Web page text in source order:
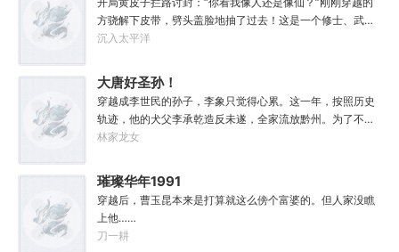
过练练武，传传功，偶尔法天象地一下，怎么就成了罄竹难
书的魔头了呢？这是污蔑！同样的功法，为什么我就没有问
方骁解下皮带，劈头盖脸地抽了过去！这是一个修士、武者
和凡人并存，妖魔鬼怪横行的危险世界。幸好方骁带来的物
刺】【破甲、流血、伤蚀】【铜头皮带】【疼痛、恐惧、断
骨】【赤子心册】【万武不惑、万法不入、万邪不侵】
【……】杀死妖怪就能得到经验，修炼功法可以加点晋升。
方骁由此踏上了一条斩妖除魔、日月换新的逆天之路！
————————“方骁同学，大事不妙，上古妖皇出世
沉入太平洋
大唐好圣孙！
穿越成李世民的孙子，李象只觉得心累。这一年，按照历史
轨迹，他的犬父李承乾造反未遂，全家流放黔州。为了不被
犬父连累，李象决定先一步对东宫夫子发动激昂！你不是喜
战斗！第二步，恨爹不成钢！多年以后，早已登基为帝的李
象回想起这段时光，总是会感慨。这个家没我，迟早得散！
林家龙女
璀璨华年1991
穿越后，曹玉昆本来是打算就这么傍个富婆的。但人家没瞧
上他……
刀一耕